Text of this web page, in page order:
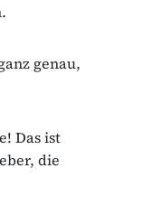
genau,
Das ist
die